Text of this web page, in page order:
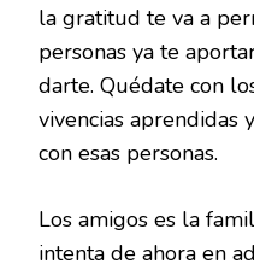
la gratitud te va a
personas ya te
darte. Quédate con
vivencias aprendidas
con esas personas.
Los amigos es la
intenta de ahora en